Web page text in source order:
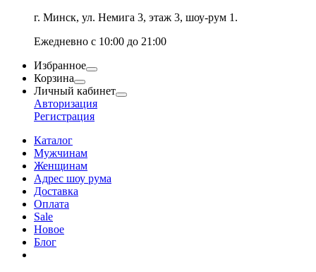
г. Минск, ул. Немига 3, этаж 3, шоу-рум 1.
Ежедневно с 10:00 до 21:00
Избранное
Корзина
Личный кабинет
Авторизация
Регистрация
Каталог
Мужчинам
Женщинам
Адрес шоу рума
Доставка
Оплата
Sale
Новое
Блог